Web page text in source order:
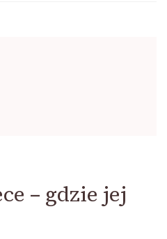
– gdzie jej